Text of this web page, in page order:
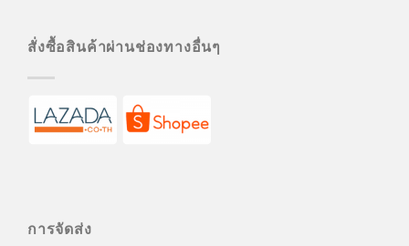
สั่งซื้อสินค้าผ่านช่องทางอื่นๆ
การจัดส่ง